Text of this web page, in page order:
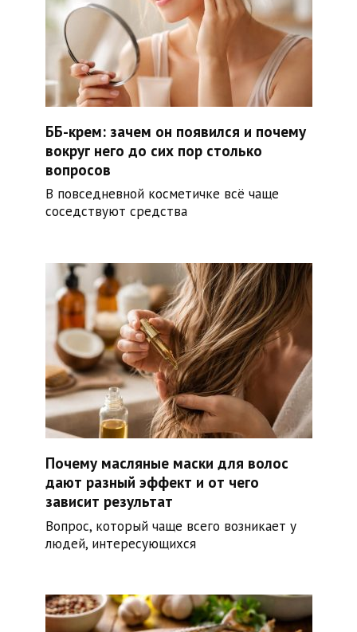
ББ-крем: зачем он появился и почему
вокруг него до сих пор столько
вопросов
В повседневной косметичке всё чаще
соседствуют средства
Почему масляные маски для волос
дают разный эффект и от чего
зависит результат
Вопрос, который чаще всего возникает у
людей, интересующихся